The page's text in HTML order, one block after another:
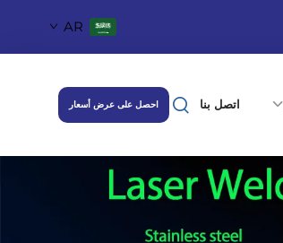
AR
اتصل بنا احصل على عرض أسعار